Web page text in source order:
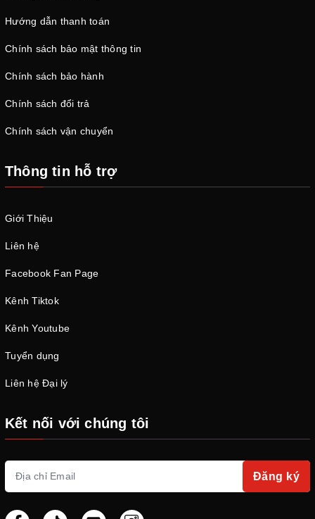
Hướng dẫn thanh toán
Chính sách bảo mật thông tin
Chính sách bảo hành
Chính sách đổi trả
Chính sách vận chuyển
Thông tin hỗ trợ
Giới Thiệu
Liên hệ
Facebook Fan Page
Kênh Tiktok
Kênh Youtube
Tuyển dụng
Liên hệ Đại lý
Kết nối với chúng tôi
Đăng ký